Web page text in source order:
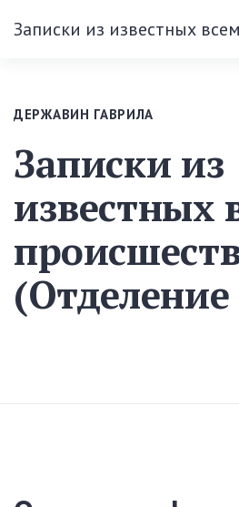
ДЕРЖАВИН ГАВРИЛА
Записки из
известных